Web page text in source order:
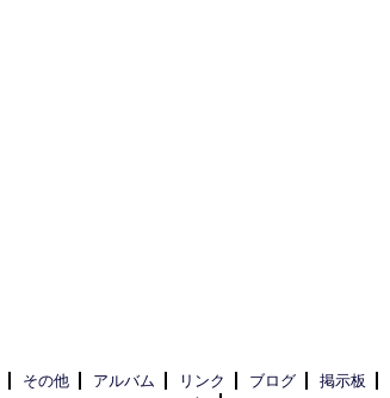
その他 アルバム リンク ブログ 掲示板